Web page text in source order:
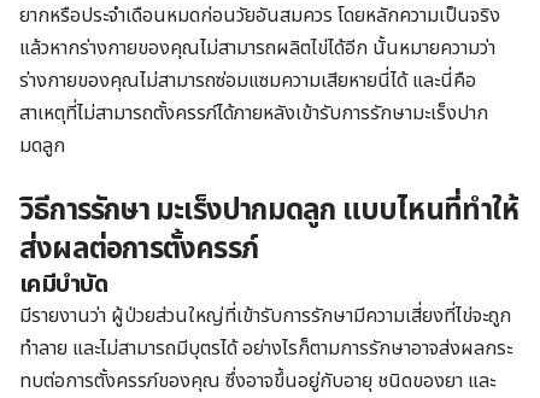
ยากหรือประจำเดือนหมดก่อนวัยอันสมควร โดยหลักความเป็นจริง
แล้วหากร่างกายของคุณไม่สามารถผลิตไข่ได้อีก นั้นหมายความว่า
ร่างกายของคุณไม่สามารถซ่อมแซมความเสียหายนี่ได้ และนี่คือ
สาเหตุที่ไม่สามารถตั้งครรภ์ได้ภายหลังเข้ารับการรักษามะเร็งปาก
มดลูก
วิธีการรักษา มะเร็งปากมดลูก แบบไหนที่ทำให้
ส่งผลต่อการตั้งครรภ์
เคมีบำบัด
มีรายงานว่า ผู้ป่วยส่วนใหญ่ที่เข้ารับการรักษามีความเสี่ยงที่ไข่จะถูก
ทำลาย และไม่สามารถมีบุตรได้ อย่างไรก็ตามการรักษาอาจส่งผลกระ
ทบต่อการตั้งครรภ์ของคุณ ซึ่งอาจขึ้นอยู่กับอายุ ชนิดของยา และ